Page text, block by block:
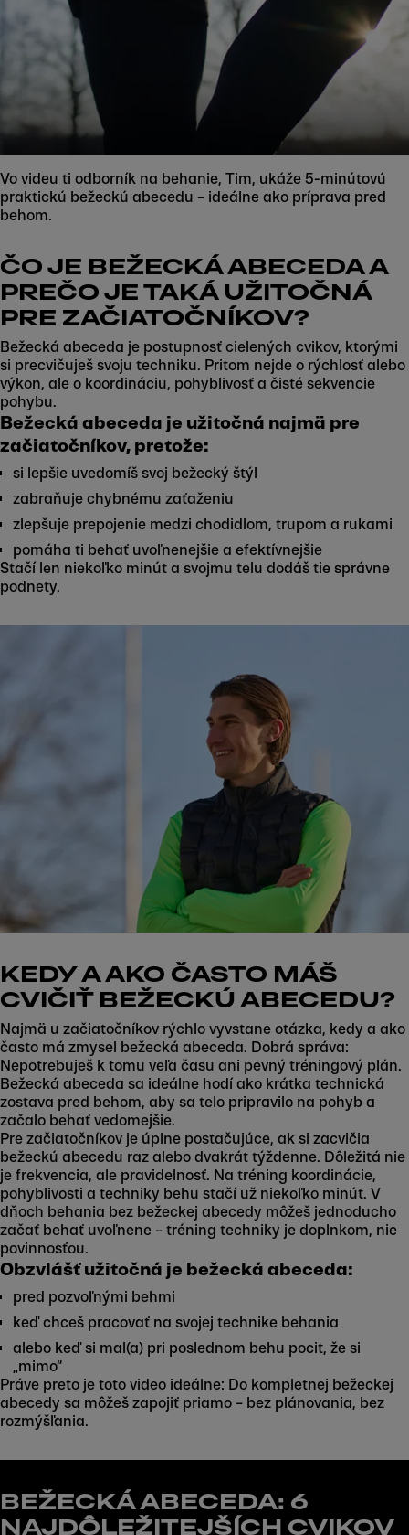
Play
Vo videu ti odborník na behanie, Tim, ukáže 5-minútovú
praktickú bežeckú abecedu – ideálne ako príprava pred
behom.
ČO JE BEŽECKÁ ABECEDA A
PREČO JE TAKÁ UŽITOČNÁ
PRE ZAČIATOČNÍKOV?
Bežecká abeceda je postupnosť cielených cvikov, ktorými
si precvičuješ svoju techniku. Pritom nejde o rýchlosť alebo
výkon, ale o koordináciu, pohyblivosť a čisté sekvencie
pohybu.
Bežecká abeceda je užitočná najmä pre
začiatočníkov, pretože:
si lepšie uvedomíš svoj bežecký štýl
zabraňuje chybnému zaťaženiu
zlepšuje prepojenie medzi chodidlom, trupom a rukami
pomáha ti behať uvoľnenejšie a efektívnejšie
Stačí len niekoľko minút a svojmu telu dodáš tie správne
podnety.
KEDY A AKO ČASTO MÁŠ
CVIČIŤ BEŽECKÚ ABECEDU?
Najmä u začiatočníkov rýchlo vyvstane otázka, kedy a ako
často má zmysel bežecká abeceda. Dobrá správa:
Nepotrebuješ k tomu veľa času ani pevný tréningový plán.
Bežecká abeceda sa ideálne hodí ako krátka technická
zostava pred behom, aby sa telo pripravilo na pohyb a
začalo behať vedomejšie.
Pre začiatočníkov je úplne postačujúce, ak si zacvičia
bežeckú abecedu raz alebo dvakrát týždenne. Dôležitá nie
je frekvencia, ale pravidelnosť. Na tréning koordinácie,
pohyblivosti a techniky behu stačí už niekoľko minút. V
dňoch behania bez bežeckej abecedy môžeš jednoducho
začať behať uvoľnene – tréning techniky je doplnkom, nie
povinnosťou.
Obzvlášť užitočná je bežecká abeceda:
pred pozvoľnými behmi
keď chceš pracovať na svojej technike behania
alebo keď si mal(a) pri poslednom behu pocit, že si
„mimo“
Práve preto je toto video ideálne: Do kompletnej bežeckej
abecedy sa môžeš zapojiť priamo – bez plánovania, bez
rozmýšľania.
BEŽECKÁ ABECEDA: 6
NAJDÔLEŽITEJŠÍCH CVIKOV